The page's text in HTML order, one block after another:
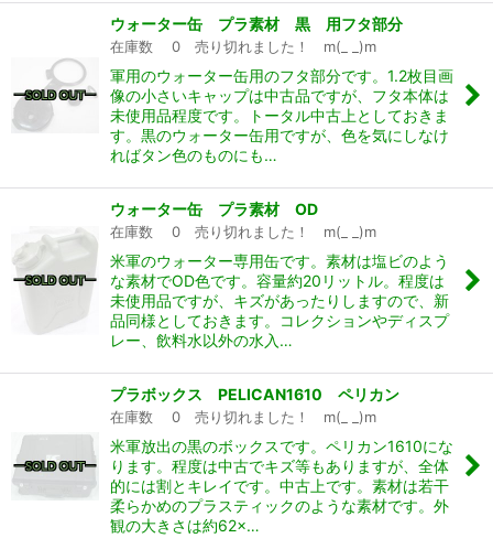
ウォーター缶 プラ素材 黒 用フタ部分
在庫数 0 売り切れました！ m(_ _)m
軍用のウォーター缶用のフタ部分です。1.2枚目画
像の小さいキャップは中古品ですが、フタ本体は
未使用品程度です。トータル中古上としておきま
す。黒のウォーター缶用ですが、色を気にしなけ
ればタン色のものにも…
ウォーター缶 プラ素材 OD
在庫数 0 売り切れました！ m(_ _)m
米軍のウォーター専用缶です。素材は塩ビのよう
な素材でOD色です。容量約20リットル。程度は
未使用品ですが、キズがあったりしますので、新
品同様としておきます。コレクションやディスプ
レー、飲料水以外の水入…
プラボックス PELICAN1610 ペリカン
在庫数 0 売り切れました！ m(_ _)m
米軍放出の黒のボックスです。ペリカン1610にな
ります。程度は中古でキズ等もありますが、全体
的には割とキレイです。中古上です。素材は若干
柔らかめのプラスティックのような素材です。外
観の大きさは約62×…